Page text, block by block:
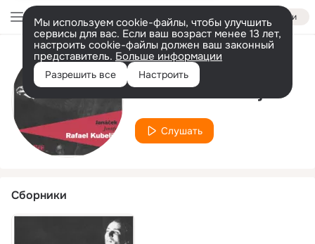
Войти
Мы используем cookie-файлы, чтобы улучшить
сервисы для вас. Если ваш возраст менее 13 лет,
настроить cookie-файлы должен ваш законный
представитель. Больше информации
Разрешить все Настроить
Исполнитель
Gré Brouwenstijn
Слушать
Сборники